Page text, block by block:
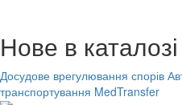
Нове в каталозі
Досудове врегулювання спорів
транспортування MedTransfer